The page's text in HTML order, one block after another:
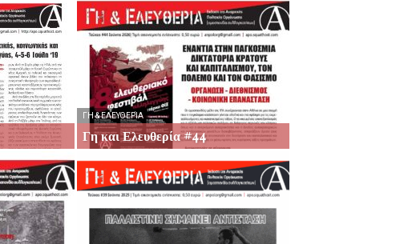
ΓΗ & ΕΛΕΥΘΕΡΊΑ
Γη και Ελευθερία #44